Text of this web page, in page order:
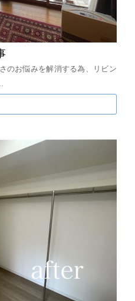
のお悩みを解消する為、リビン